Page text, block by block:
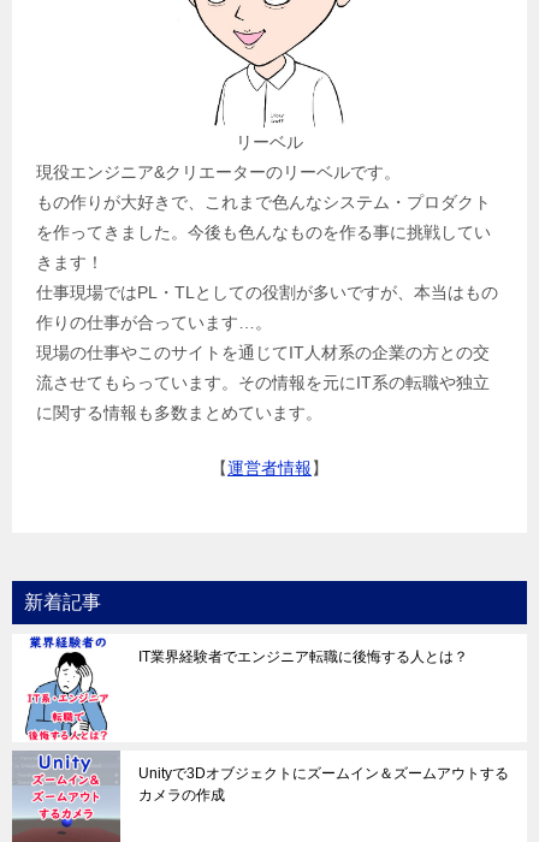
リーベル
現役エンジニア&クリエーターのリーベルです。
もの作りが大好きで、これまで色んなシステム・プロダクト
を作ってきました。今後も色んなものを作る事に挑戦してい
きます！
仕事現場ではPL・TLとしての役割が多いですが、本当はもの
作りの仕事が合っています…。
現場の仕事やこのサイトを通じてIT人材系の企業の方との交
流させてもらっています。その情報を元にIT系の転職や独立
に関する情報も多数まとめています。
【運営者情報】
新着記事
IT業界経験者でエンジニア転職に後悔する人とは？
Unityで3Dオブジェクトにズームイン＆ズームアウトする
カメラの作成